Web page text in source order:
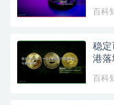
百科
稳定
港落
百科